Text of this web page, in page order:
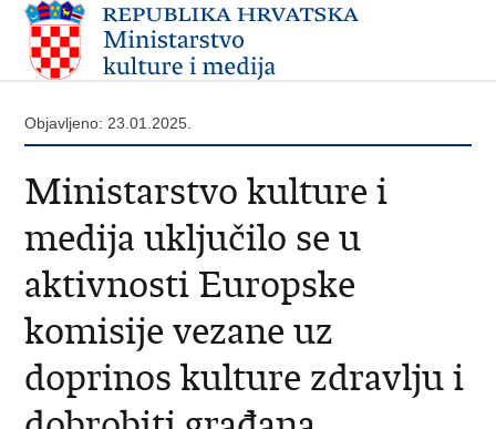
Objavljeno: 23.01.2025.
Ministarstvo kulture i
medija uključilo se u
aktivnosti Europske
komisije vezane uz
doprinos kulture zdravlju i